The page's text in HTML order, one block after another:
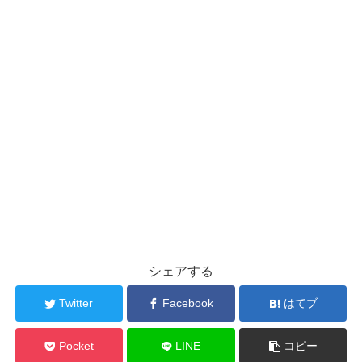
シェアする
Twitter Facebook はてブ
Pocket LINE コピー